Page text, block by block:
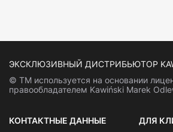
ЭКСКЛЮЗИВНЫЙ ДИСТРИБЬЮТОР
© ТМ используется на основании
правообладателем Kawiński Marek
КОНТАКТНЫЕ ДАННЫЕ ДЛЯ